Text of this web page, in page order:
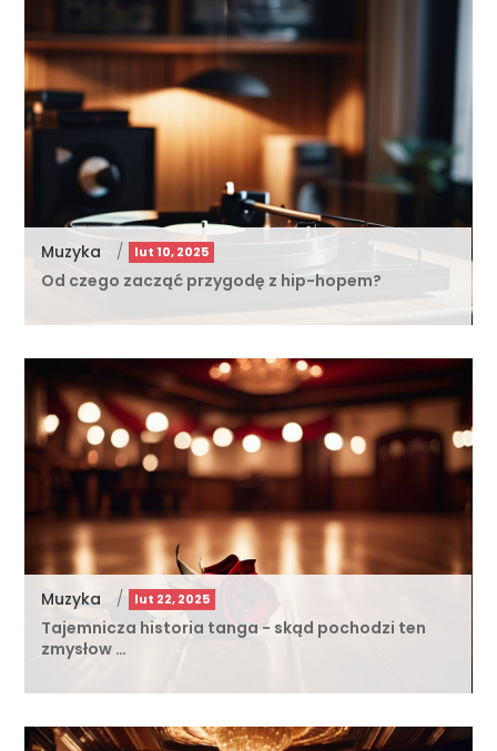
Muzyka / lut 10, 2025
Od czego zacząć przygodę z hip-hopem?
Muzyka / lut 22, 2025
Tajemnicza historia tanga - skąd pochodzi ten
zmysłow …